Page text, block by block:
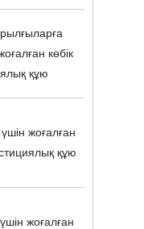
көбік
құю
жоғалған
құю
жоғалған